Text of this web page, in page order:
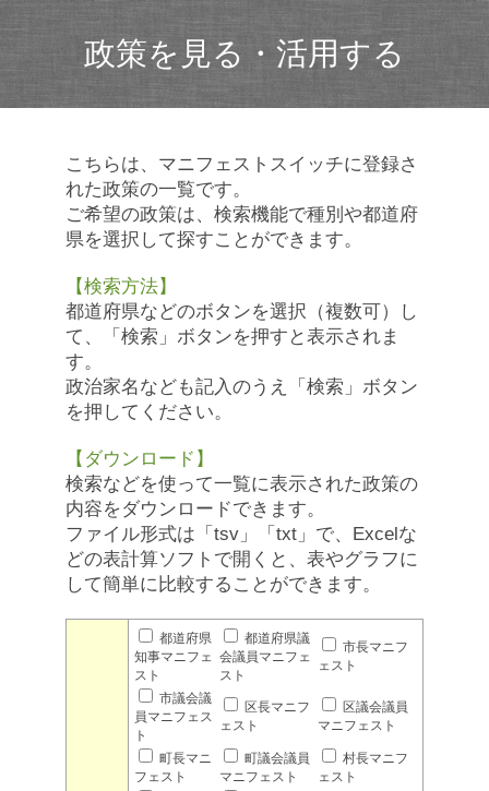
政策を見る・活用する
こちらは、マニフェストスイッチに登録さ
れた政策の一覧です。
ご希望の政策は、検索機能で種別や都道府
県を選択して探すことができます。
【検索方法】
都道府県などのボタンを選択（複数可）し
て、「検索」ボタンを押すと表示されま
す。
政治家名なども記入のうえ「検索」ボタン
を押してください。
【ダウンロード】
検索などを使って一覧に表示された政策の
内容をダウンロードできます。
ファイル形式は「tsv」「txt」で、Excelな
どの表計算ソフトで開くと、表やグラフに
して簡単に比較することができます。
都道府県
知事マニフェ
スト
都道府県議
会議員マニフェ
スト
市長マニフ
ェスト
市議会議
員マニフェス
ト
区長マニフ
ェスト
区議会議員
マニフェスト
町長マニ
フェスト
町議会議員
マニフェスト
村長マニフ
ェスト